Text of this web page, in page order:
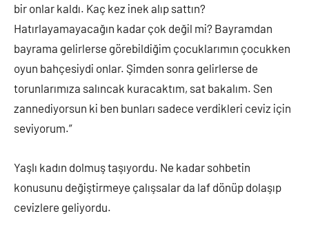
bir onlar kaldı. Kaç kez inek alıp sattın?
Hatırlayamayacağın kadar çok değil mi? Bayramdan
bayrama gelirlerse görebildiğim çocuklarımın çocukken
oyun bahçesiydi onlar. Şimden sonra gelirlerse de
torunlarımıza salıncak kuracaktım, sat bakalım. Sen
zannediyorsun ki ben bunları sadece verdikleri ceviz için
seviyorum.”
Yaşlı kadın dolmuş taşıyordu. Ne kadar sohbetin
konusunu değiştirmeye çalışsalar da laf dönüp dolaşıp
cevizlere geliyordu.